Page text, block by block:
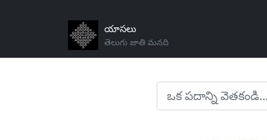
యాసలు
తెలుగు జాతి మనది